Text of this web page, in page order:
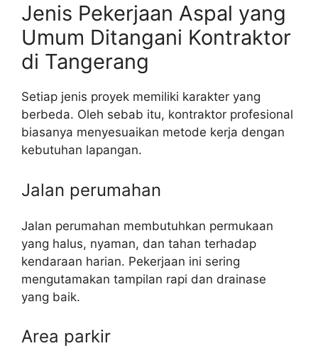
Jenis Pekerjaan Aspal yang
Umum Ditangani Kontraktor
di Tangerang
Setiap jenis proyek memiliki karakter yang
berbeda. Oleh sebab itu, kontraktor profesional
biasanya menyesuaikan metode kerja dengan
kebutuhan lapangan.
Jalan perumahan
Jalan perumahan membutuhkan permukaan
yang halus, nyaman, dan tahan terhadap
kendaraan harian. Pekerjaan ini sering
mengutamakan tampilan rapi dan drainase
yang baik.
Area parkir